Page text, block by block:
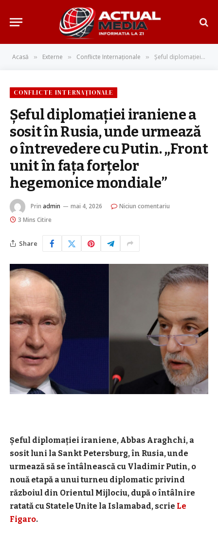
Acasă » Externe » Conflicte Internaționale » Șeful diplomației iraniene a sosit în Rusia, unde urmează o întrevedere cu Putin. „Front unit în fața forțelor hegemonice mondiale”
CONFLICTE INTERNAȚIONALE
Șeful diplomației iraniene a
sosit în Rusia, unde urmează
o întrevedere cu Putin. „Front
unit în fața forțelor
hegemonice mondiale”
Prin admin mai 4, 2026
Niciun comentariu
3 Mins Citire
Share
Șeful diplomației iraniene, Abbas Araghchi, a
sosit luni la Sankt Petersburg, în Rusia, unde
urmează să se întâlnească cu Vladimir Putin, o
nouă etapă a unui turneu diplomatic privind
războiul din Orientul Mijlociu, după o întâlnire
ratată cu Statele Unite la Islamabad, scrie Le
Figaro.